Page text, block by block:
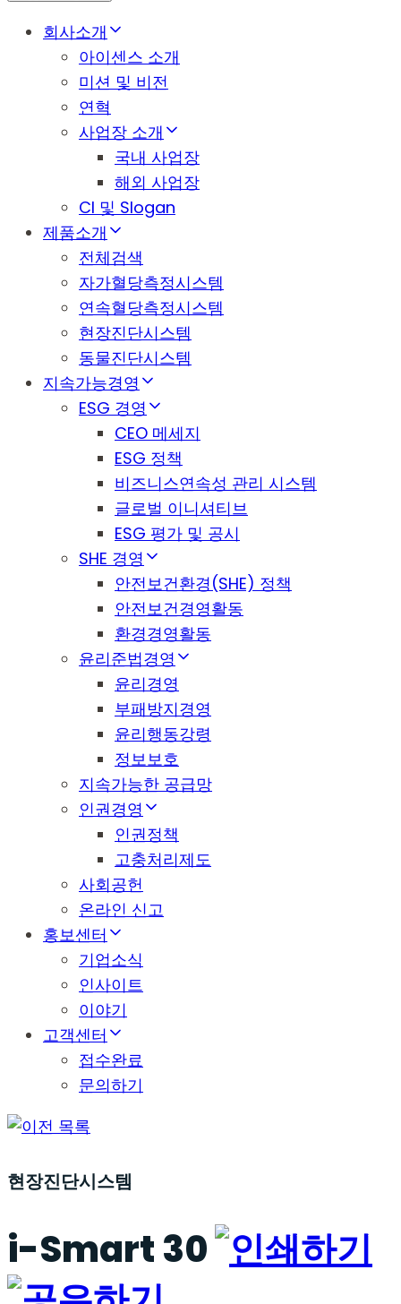
회사소개
아이센스 소개
미션 및 비전
연혁
사업장 소개
국내 사업장
해외 사업장
CI 및 Slogan
제품소개
전체검색
자가혈당측정시스템
연속혈당측정시스템
현장진단시스템
동물진단시스템
지속가능경영
ESG 경영
CEO 메세지
ESG 정책
비즈니스연속성 관리 시스템
글로벌 이니셔티브
ESG 평가 및 공시
SHE 경영
안전보건환경(SHE) 정책
안전보건경영활동
환경경영활동
윤리준법경영
윤리경영
부패방지경영
윤리행동강령
정보보호
지속가능한 공급망
인권경영
인권정책
고충처리제도
사회공헌
온라인 신고
홍보센터
기업소식
인사이트
이야기
고객센터
접수완료
문의하기
목록
현장진단시스템
i-Smart 30